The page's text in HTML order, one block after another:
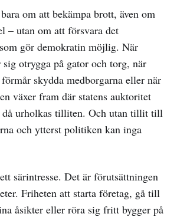
om att bekämpa brott, även om
– utan om att försvara det
gör demokratin möjlig. När
otrygga på gator och torg, när
skydda medborgarna eller när
växer fram där statens auktoritet
då urholkas tilliten. Och utan tillit till
och ytterst politiken kan inga
särintresse. Det är förutsättningen
Friheten att starta företag, gå till
åsikter eller röra sig fritt bygger på